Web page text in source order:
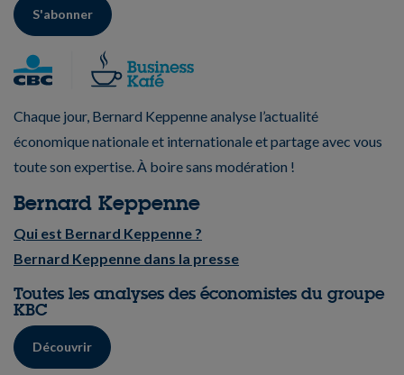
S'abonner
Chaque jour, Bernard Keppenne analyse l’actualité
économique nationale et internationale et partage avec vous
toute son expertise. À boire sans modération !
Bernard Keppenne
Qui est Bernard Keppenne ?
Bernard Keppenne dans la presse
Toutes les analyses des économistes du groupe
KBC
Découvrir